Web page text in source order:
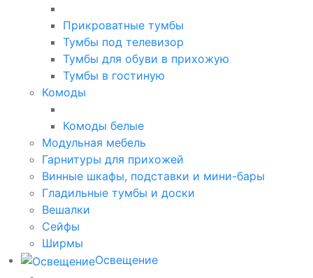
Прикроватные тумбы
Тумбы под телевизор
Тумбы для обуви в прихожую
Тумбы в гостиную
Комоды
Комоды белые
Модульная мебель
Гарнитуры для прихожей
Винные шкафы, подставки и мини-бары
Гладильные тумбы и доски
Вешалки
Сейфы
Ширмы
Освещение